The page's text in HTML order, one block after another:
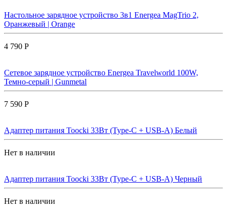
Настольное зарядное устройство 3в1 Energea MagTrio 2,
Оранжевый | Orange
4 790 Р
Сетевое зарядное устройство Energea Travelworld 100W,
Темно-серый | Gunmetal
7 590 Р
Адаптер питания Toocki 33Вт (Type-C + USB-A) Белый
Нет в наличии
Адаптер питания Toocki 33Вт (Type-C + USB-A) Черный
Нет в наличии